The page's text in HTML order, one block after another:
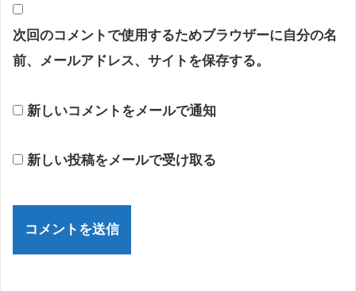
次回のコメントで使用するためブラウザーに自分の名
前、メールアドレス、サイトを保存する。
新しいコメントをメールで通知
新しい投稿をメールで受け取る